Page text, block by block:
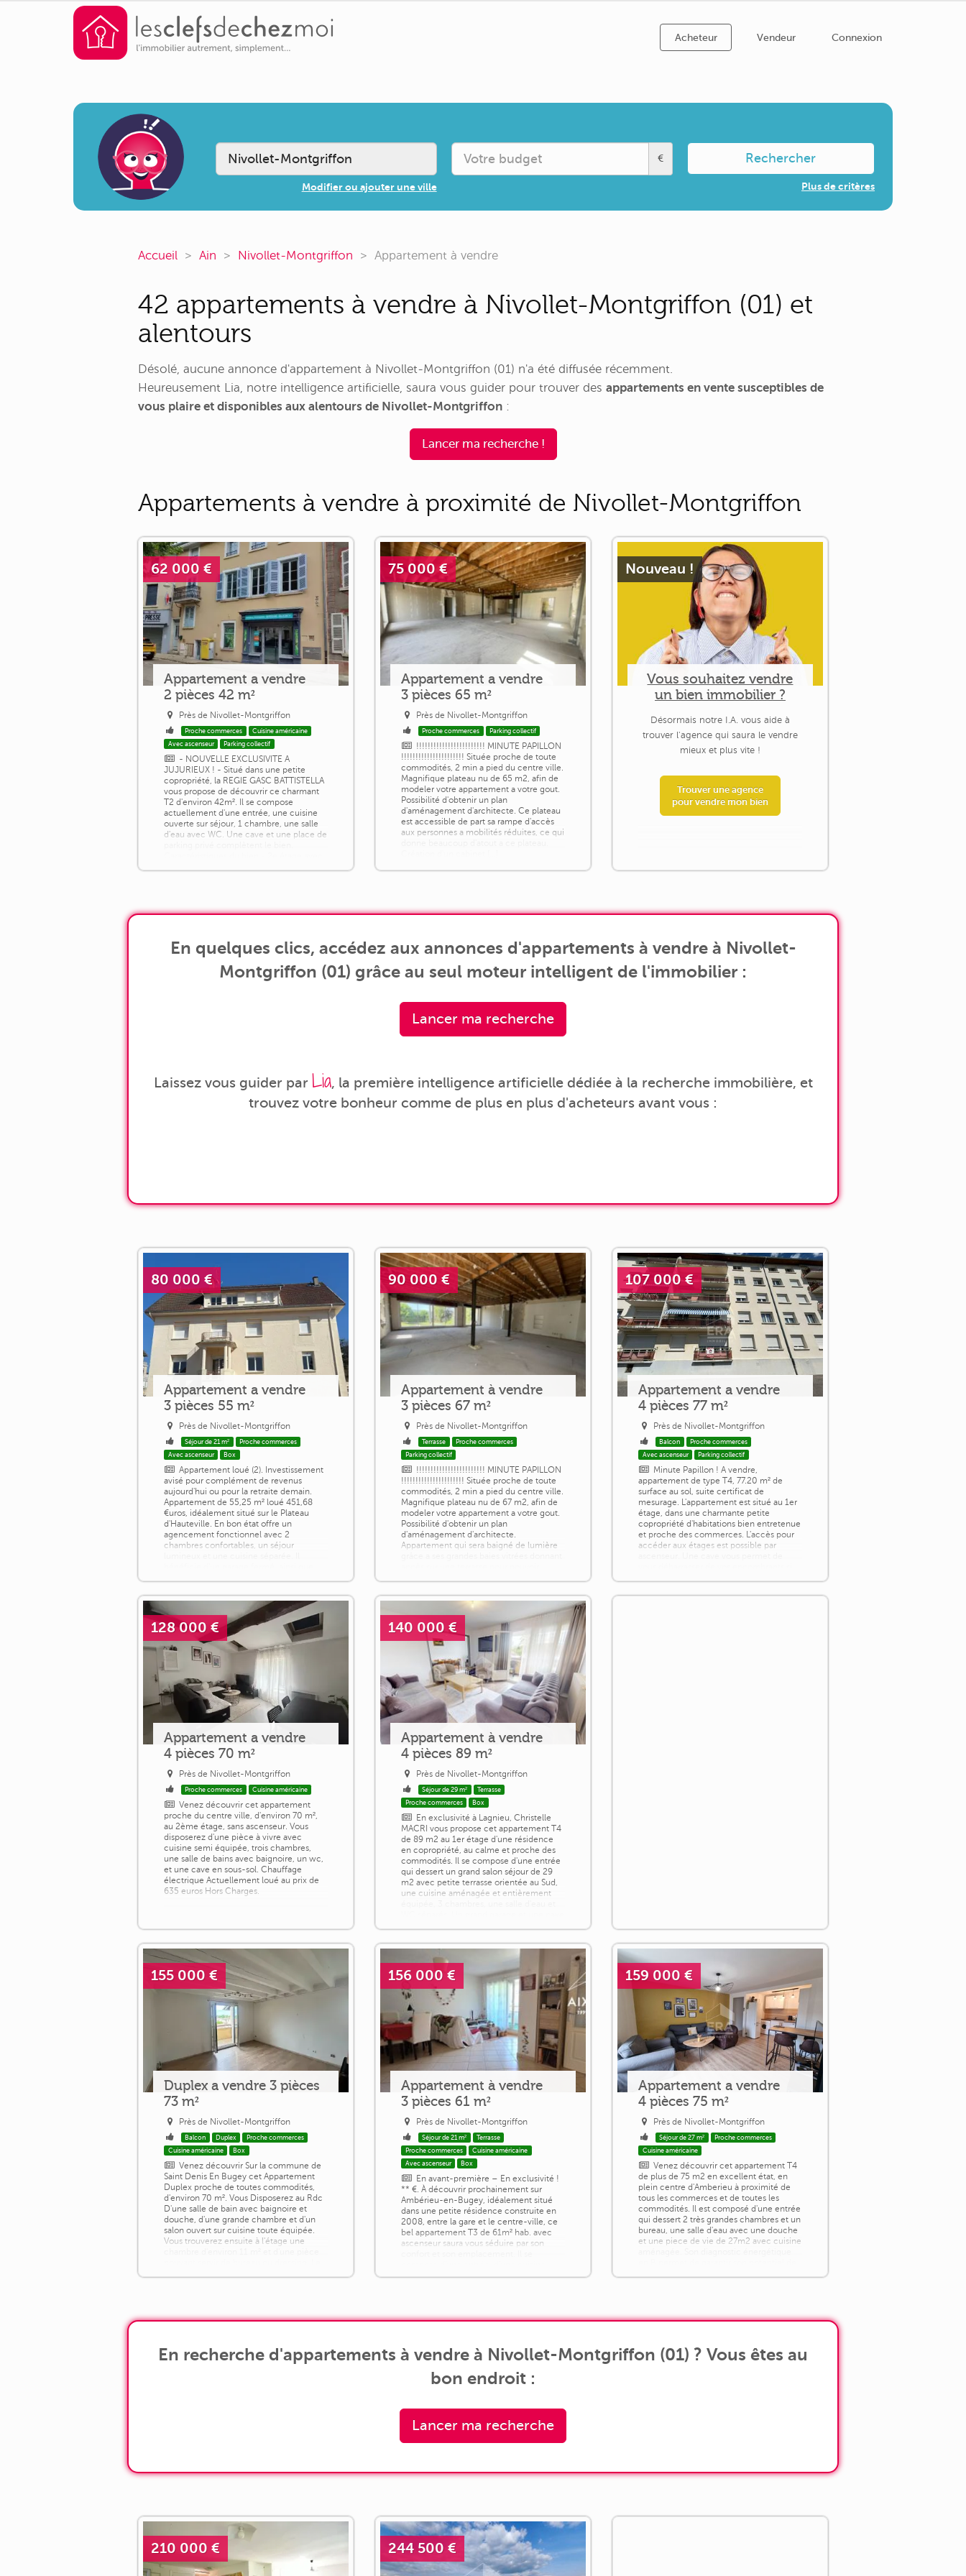
Acheteur Vendeur Connexion
Modifier ou ajouter une ville
€ Rechercher
Plus de critères
Accueil Ain Nivollet-Montgriffon Appartement à vendre
42 appartements à vendre à Nivollet-Montgriffon (01) et
alentours
Désolé, aucune annonce d'appartement à Nivollet-Montgriffon (01) n'a été diffusée récemment.
Heureusement Lia, notre intelligence artificielle, saura vous guider pour trouver des appartements en vente susceptibles de
vous plaire et disponibles aux alentours de Nivollet-Montgriffon :
Lancer ma recherche !
Appartements à vendre à proximité de Nivollet-Montgriffon
62 000 €
Appartement a vendre
2 pièces 42 m²
Près de Nivollet-Montgriffon
Proche commerces
Cuisine américaine
Avec ascenseur
Parking collectif
- NOUVELLE EXCLUSIVITE A
JUJURIEUX ! - Situé dans une petite
copropriété, la REGIE GASC BATTISTELLA
vous propose de découvrir ce charmant
T2 d'environ 42m². Il se compose
actuellement d'une entrée, une cuisine
ouverte sur séjour, 1 chambre, une salle
d'eau avec WC. Une cave et une place de
75 000 €
Appartement a vendre
3 pièces 65 m²
Près de Nivollet-Montgriffon
Proche commerces Parking collectif
!!!!!!!!!!!!!!!!!!!!!!!! MINUTE PAPILLON
!!!!!!!!!!!!!!!!!!!!!! Située proche de toute
commodités, 2 min a pied du centre ville.
Magnifique plateau nu de 65 m2, afin de
modeler votre appartement a votre gout.
Possibilité d'obtenir un plan
d'aménagement d'architecte. Ce plateau
est accessible de part sa rampe d'accès
aux personnes a mobilités réduites, ce qui
Nouveau !
Vous souhaitez vendre
un bien immobilier ?
Désormais notre I.A. vous aide à
trouver l'agence qui saura le vendre
mieux et plus vite !
Trouver une agence
pour vendre mon bien
En quelques clics, accédez aux annonces d'appartements à vendre à Nivollet-
Montgriffon (01) grâce au seul moteur intelligent de l'immobilier :
Lancer ma recherche
Laissez vous guider par Lia, la première intelligence artificielle dédiée à la recherche immobilière, et
trouvez votre bonheur comme de plus en plus d'acheteurs avant vous :
80 000 €
Appartement a vendre
3 pièces 55 m²
Près de Nivollet-Montgriffon
Séjour de 21 m²
Proche commerces
Avec ascenseur
Box
Appartement loué (2). Investissement
avisé pour complément de revenus
aujourd'hui ou pour la retraite demain.
Appartement de 55,25 m² loué 451,68
€uros, idéalement situé sur le Plateau
d'Hauteville. En bon état offre un
agencement fonctionnel avec 2
chambres confortables, un séjour
90 000 €
Appartement à vendre
3 pièces 67 m²
Près de Nivollet-Montgriffon
Terrasse
Proche commerces
Parking collectif
!!!!!!!!!!!!!!!!!!!!!!!! MINUTE PAPILLON
!!!!!!!!!!!!!!!!!!!!!! Située proche de toute
commodités, 2 min a pied du centre ville.
Magnifique plateau nu de 67 m2, afin de
modeler votre appartement a votre gout.
Possibilité d'obtenir un plan
d'aménagement d'architecte.
Appartement qui sera baigné de lumière
107 000 €
Appartement a vendre
4 pièces 77 m²
Près de Nivollet-Montgriffon
Balcon
Proche commerces
Avec ascenseur
Parking collectif
Minute Papillon ! A vendre,
appartement de type T4, 77.20 m² de
surface au sol, suite certificat de
mesurage. L'appartement est situé au 1er
étage, dans une charmante petite
copropriété d'habitations bien entretenue
et proche des commerces. L'accès pour
accéder aux étages est possible par
128 000 €
Appartement a vendre
4 pièces 70 m²
Près de Nivollet-Montgriffon
Proche commerces Cuisine américaine
Venez découvrir cet appartement
proche du centre ville, d'environ 70 m²,
au 2ème étage, sans ascenseur. Vous
disposerez d'une pièce à vivre avec
cuisine semi équipée, trois chambres,
une salle de bains avec baignoire, un wc,
et une cave en sous-sol. Chauffage
électrique Actuellement loué au prix de
635 euros Hors Charges.
140 000 €
Appartement à vendre
4 pièces 89 m²
Près de Nivollet-Montgriffon
Séjour de 29 m²
Terrasse
Proche commerces
Box
En exclusivité à Lagnieu, Christelle
MACRI vous propose cet appartement T4
de 89 m2 au 1er étage d'une résidence
en copropriété, au calme et proche des
commodités. Il se compose d'une entrée
qui dessert un grand salon séjour de 29
m2 avec petite terrasse orientée au Sud,
une cuisine aménagée et entièrement
155 000 €
Duplex a vendre 3 pièces
73 m²
Près de Nivollet-Montgriffon
Balcon Duplex
Proche commerces
Cuisine américaine
Box
Venez découvrir Sur la commune de
Saint Denis En Bugey cet Appartement
Duplex proche de toutes commodités,
d'environ 70 m². Vous Disposerez au Rdc
D'une salle de bain avec baignoire et
douche, d'une grande chambre et d'un
salon ouvert sur cuisine toute équipée.
Vous trouverez ensuite à l'étage une
156 000 €
Appartement à vendre
3 pièces 61 m²
Près de Nivollet-Montgriffon
Séjour de 21 m²
Terrasse
Proche commerces
Cuisine américaine
Avec ascenseur
Box
En avant-première – En exclusivité !
** €. À découvrir prochainement sur
Ambérieu-en-Bugey, idéalement situé
dans une petite résidence construite en
2008, entre la gare et le centre-ville, ce
bel appartement T3 de 61m² hab. avec
ascenseur saura vous séduire par son
ouverte sur une agréable pièce de vie
159 000 €
Appartement a vendre
4 pièces 75 m²
Près de Nivollet-Montgriffon
Séjour de 27 m²
Proche commerces
Cuisine américaine
Venez découvrir cet appartement T4
de plus de 75 m2 en excellent état, en
plein centre d'Amberieu à proximité de
tous les commerces et de toutes les
commodités. Il est composé d'une entrée
qui dessert 2 très grandes chambres et un
bureau, une salle d'eau avec une douche
et une piece de vie de 27m2 avec cuisine
En recherche d'appartements à vendre à Nivollet-Montgriffon (01) ? Vous êtes au
bon endroit :
Lancer ma recherche
210 000 € 244 500 €